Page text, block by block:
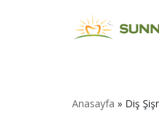
Anasayfa » Diş